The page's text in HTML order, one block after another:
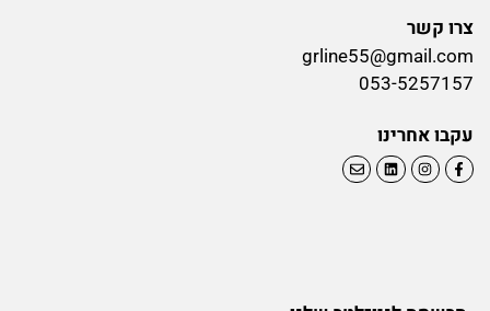
צרו קשר
grline55@gmail.com
053-5257157
עקבו אחרינו